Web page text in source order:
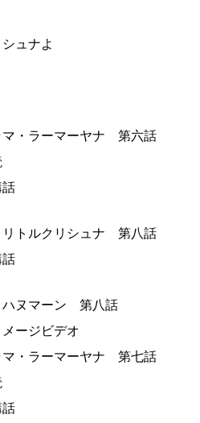
ュナよ
・ラーマーヤナ 第六話
トルクリシュナ 第八話
ヌマーン 第八話
ジビデオ
ラーマーヤナ 第七話